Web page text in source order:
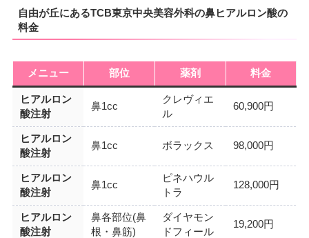
自由が丘にあるTCB東京中央美容外科の鼻ヒアルロン酸の
料金
メニュー 部位 薬剤 料金
ヒアルロン
酸注射
鼻1cc
クレヴィエ
ル
60,900円
ヒアルロン
酸注射
鼻1cc ボラックス 98,000円
ヒアルロン
酸注射
鼻1cc
ピネハウル
トラ
128,000円
ヒアルロン
酸注射
鼻各部位(鼻
根・鼻筋)
ダイヤモン
ドフィール
19,200円